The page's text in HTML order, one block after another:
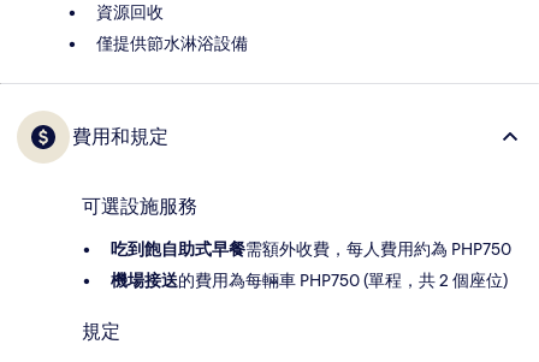
資源回收
僅提供節水淋浴設備
費用和規定
可選設施服務
吃到飽自助式早餐需額外收費，每人費用約為 PHP750
機場接送的費用為每輛車 PHP750 (單程，共 2 個座位)
規定